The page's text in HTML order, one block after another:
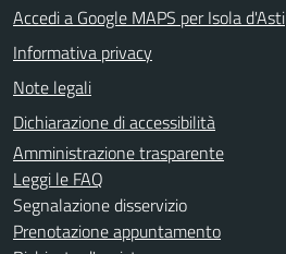
Accedi a Google MAPS per Isola d'Asti
Informativa privacy
Note legali
Dichiarazione di accessibilità
Amministrazione trasparente
Leggi le FAQ
Segnalazione disservizio
Prenotazione appuntamento